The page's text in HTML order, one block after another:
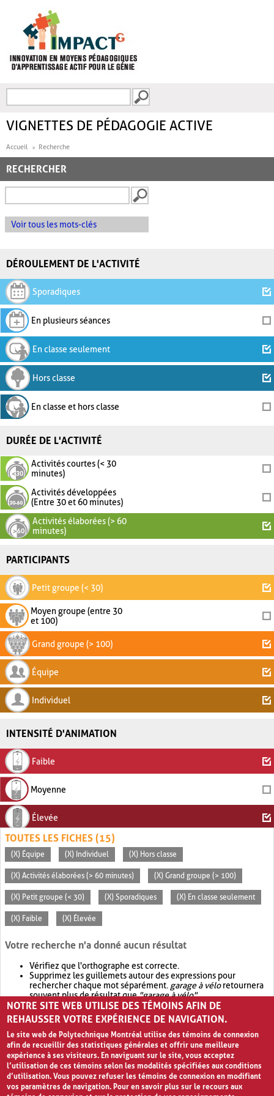
FORMULAIRE DE
VIGNETTES DE PÉDAGOGIE ACTIVE
Accueil Recherche
RECHERCHER
Voir tous les mots-clés
DÉROULEMENT DE L'ACTIVITÉ
Sporadiques
En plusieurs séances
En classe seulement
Hors classe
En classe et hors classe
DURÉE DE L'ACTIVITÉ
Activités courtes (< 30
minutes)
Activités développées
(Entre 30 et 60 minutes)
Activités élaborées (> 60
minutes)
PARTICIPANTS
Petit groupe (< 30)
Moyen groupe (entre 30
et 100)
Grand groupe (> 100)
Équipe
Individuel
INTENSITÉ D'ANIMATION
Faible
Moyenne
Élevée
TOUTES LES FICHES (15)
(X) Équipe (X) Individuel (X) Hors classe
(X) Activités élaborées (> 60 minutes) (X) Grand groupe (> 100)
(X) Petit groupe (< 30) (X) Sporadiques (X) En classe seulement
(X) Faible (X) Élevée
Votre recherche n'a donné aucun résultat
Vérifiez que l'orthographe est correcte.
Supprimez les guillemets autour des expressions pour
rechercher chaque mot séparément. garage à véloretournera
souvent plus de résultat que"garage à vélo".
Envisagez d'élargir votre recherche avec OR.garage OR vélo
retournera souvent plus de résultat quegarage à vélo
NOTRE SITE WEB UTILISE DES TÉMOINS AFIN DE
REHAUSSER VOTRE EXPÉRIENCE DE NAVIGATION.
Le site web de Polytechnique Montréal utilise des témoins de connexion
afin de recueillir des statistiques générales et offrir une meilleure
expérience à ses visiteurs. En naviguant sur le site, vous acceptez
l’utilisation de ces témoins selon les modalités spécifiées aux conditions
d’utilisation. Vous pouvez refuser les témoins de connexion en modifiant
vos paramètres de navigation. Pour en savoir plus sur le recours aux